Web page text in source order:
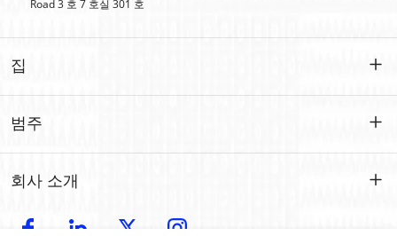
Road 3 호 7 호실 301 호
집
집
제품
범주
맞춤형
회사 소개
소개